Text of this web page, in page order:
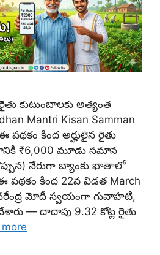
కుటుంబాలకు అత్యంత
Mantri Kisan Samman
పథకం కింద అర్హులైన రైతు
₹6,000 మూడు సమాన
నేరుగా బ్యాంకు ఖాతాలో
కింద 22వ విడత March
మోదీ స్వయంగా గువాహటి,
— దాదాపు 9.32 కోట్ల రైతు